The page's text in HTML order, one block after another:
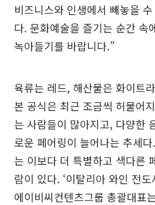
비즈니스와 인생에서 빼놓을
다. 문화예술을 즐기는 순간 속
녹아들기를 바랍니다.”
육류는 레드, 해산물은 화이트
본 공식은 최근 조금씩 허물어
는 사람들이 많아지고, 다양한
로운 페어링이 늘어나는 추세
는 이보다 더 특별하고 색다른
람이 있다. ‘이탈리아 와인 전
에이비씨컨텐츠그룹 총괄대표